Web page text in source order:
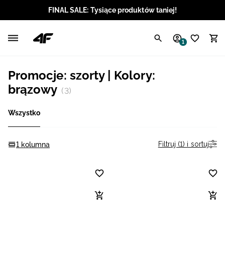
FINAL SALE: Tysiące produktów taniej!
1
Promocje: szorty | Kolory:
brązowy (3)
Wszystko
1 kolumna Filtruj (1) i sortuj
Angielski / USD